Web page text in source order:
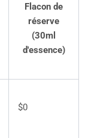
Flacon de
réserve
(30ml
d'essence)
$0